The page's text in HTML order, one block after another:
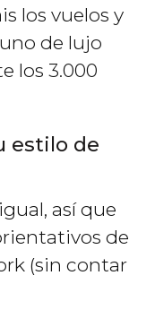
los vuelos y
de lujo
los 3.000
estilo de
así que
de
(sin contar